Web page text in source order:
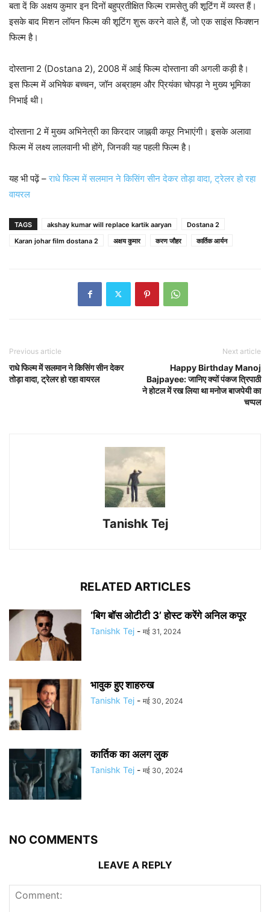
बता दें कि अक्षय कुमार इन दिनों बहुप्रतीक्षित फिल्म रामसेतु की शूटिंग में व्यस्त हैं।
इसके बाद मिशन लॉयन फिल्म की शूटिंग शुरू करने वाले हैं, जो एक साइंस फिक्शन
फिल्म है।
दोस्ताना 2 (Dostana 2), 2008 में आई फिल्म दोस्ताना की अगली कड़ी है।
इस फिल्म में अभिषेक बच्चन, जॉन अब्राहम और प्रियंका चोपड़ा ने मुख्य भूमिका
निभाई थी।
दोस्ताना 2 में मुख्य अभिनेत्री का किरदार जाह्नवी कपूर निभाएंगी। इसके अलावा
फिल्म में लक्ष्य लालवानी भी होंगे, जिनकी यह पहली फिल्म है।
यह भी पढ़ें –राधे फिल्म में सलमान ने किसिंग सीन देकर तोड़ा वादा, ट्रेलर हो रहा
वायरल
TAGS akshay kumar will replace kartik aaryan
Dostana 2
Karan johar film dostana 2
अक्षय कुमार करण जौहर कार्तिक आर्यन
Previous article
राधे फिल्म में सलमान ने किसिंग सीन देकर
तोड़ा वादा, ट्रेलर हो रहा वायरल
Next article
Happy Birthday Manoj
Bajpayee: जानिए क्यों पंकज त्रिपाठी
ने होटल में रख लिया था मनोज बाजपेयी का
चप्पल
Tanishk Tej
RELATED ARTICLES
‘बिग बॉस ओटीटी 3’ होस्ट करेंगे अनिल कपूर
Tanishk Tej - मई 31, 2024
भावुक हुए शाहरुख
Tanishk Tej - मई 30, 2024
कार्तिक का अलग लुक
Tanishk Tej - मई 30, 2024
NO COMMENTS
LEAVE A REPLY